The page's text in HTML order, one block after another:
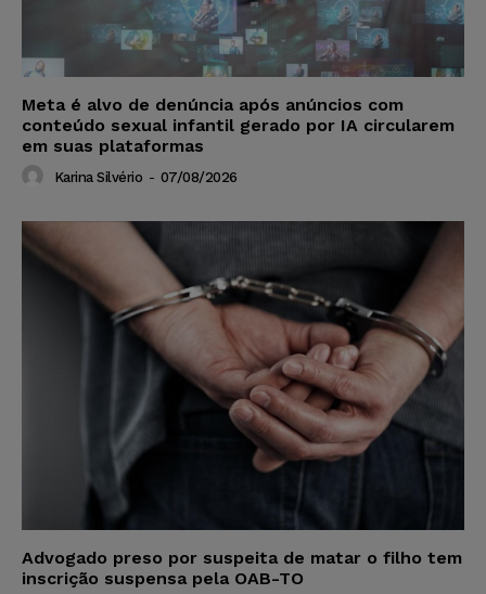
Meta é alvo de denúncia após anúncios com
conteúdo sexual infantil gerado por IA circularem
em suas plataformas
Karina Silvério - 07/08/2026
Advogado preso por suspeita de matar o filho tem
inscrição suspensa pela OAB-TO